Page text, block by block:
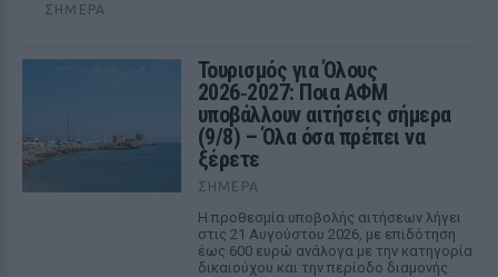
ΣΉΜΕΡΑ
Τουρισμός για Όλους
2026‑2027: Ποια ΑΦΜ
υποβάλλουν αιτήσεις σήμερα
(9/8) – Όλα όσα πρέπει να
ξέρετε
ΣΉΜΕΡΑ
Η προθεσμία υποβολής αιτήσεων λήγει
στις 21 Αυγούστου 2026, με επιδότηση
έως 600 ευρώ ανάλογα με την κατηγορία
δικαιούχου και την περίοδο διαμονής.